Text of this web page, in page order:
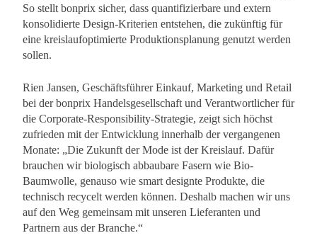
So stellt bonprix sicher, dass quantifizierbare und extern
konsolidierte Design-Kriterien entstehen, die zukünftig für
eine kreislaufoptimierte Produktionsplanung genutzt werden
sollen.
Rien Jansen, Geschäftsführer Einkauf, Marketing und Retail
bei der bonprix Handelsgesellschaft und Verantwortlicher für
die Corporate-Responsibility-Strategie, zeigt sich höchst
zufrieden mit der Entwicklung innerhalb der vergangenen
Monate: „Die Zukunft der Mode ist der Kreislauf. Dafür
brauchen wir biologisch abbaubare Fasern wie Bio-
Baumwolle, genauso wie smart designte Produkte, die
technisch recycelt werden können. Deshalb machen wir uns
auf den Weg gemeinsam mit unseren Lieferanten und
Partnern aus der Branche.“